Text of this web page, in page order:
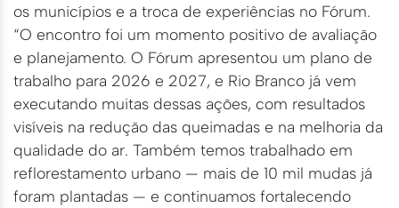
os municípios e a troca de experiências no Fórum.
“O encontro foi um momento positivo de avaliação
e planejamento. O Fórum apresentou um plano de
trabalho para 2026 e 2027, e Rio Branco já vem
executando muitas dessas ações, com resultados
visíveis na redução das queimadas e na melhoria da
qualidade do ar. Também temos trabalhado em
reflorestamento urbano — mais de 10 mil mudas já
foram plantadas — e continuamos fortalecendo